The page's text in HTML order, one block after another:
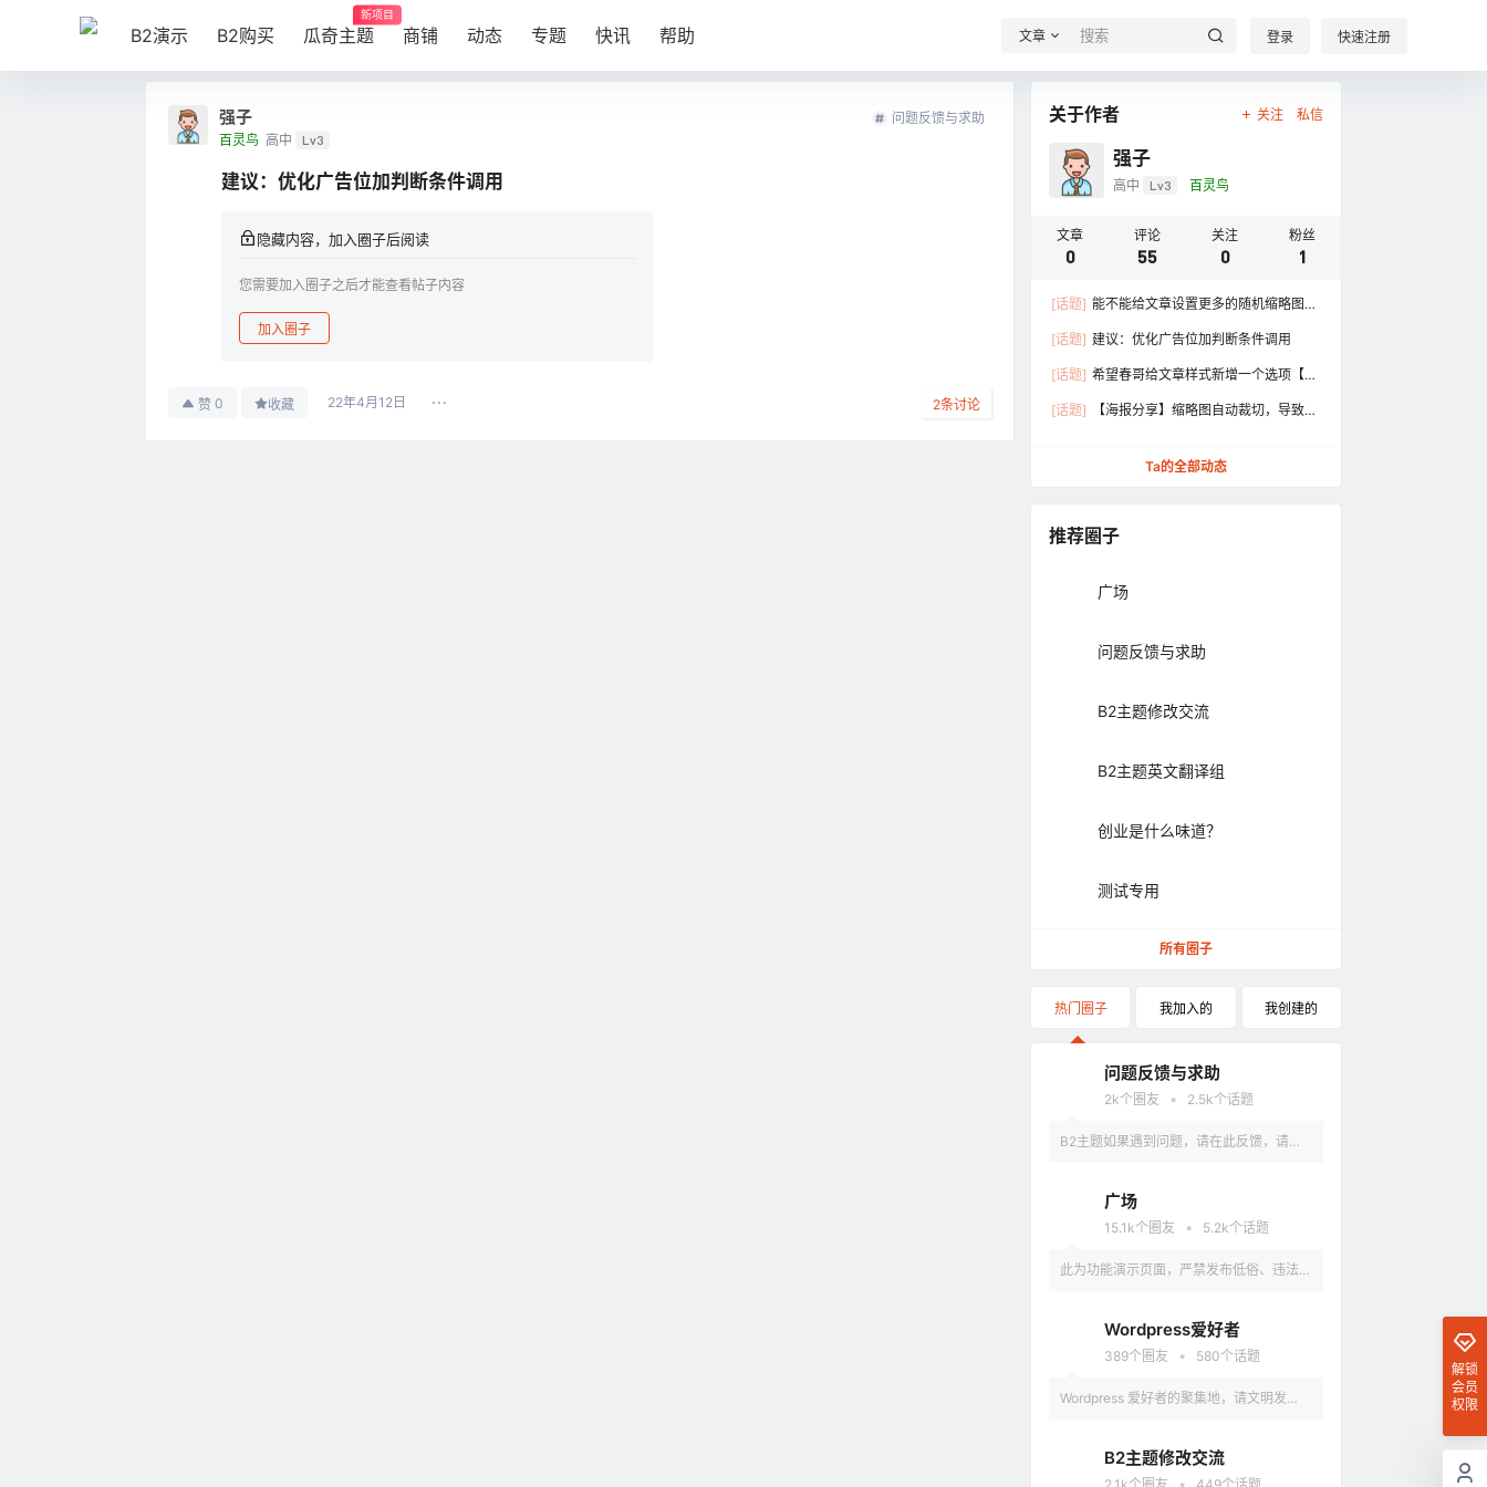
B2演示 B2购买 瓜奇主题
新项目
商铺 动态 专题 快讯 帮助 文章 登录 快速注册
强子
百灵鸟 高中 Lv3
问题反馈与求助
建议：优化广告位加判断条件调用
隐藏内容，加入圈子后阅读
您需要加入圈子之后才能查看帖子内容
加入圈子
赞 0 收藏 22年4月12日 2条讨论
关于作者 关注 私信
强子
高中 Lv3 百灵鸟
文章
0
评论
55
关注
0
粉丝
1
[话题] 能不能给文章设置更多的随机缩略图调
[话题] 建议：优化广告位加判断条件调用
[话题] 希望春哥给文章样式新增一个选项【隐
[话题]
【海报分享】缩略图自动裁切，导致显
Ta的全部动态
推荐圈子
广场
问题反馈与求助
B2主题修改交流
B2主题英文翻译组
创业是什么味道？
测试专用
所有圈子
热门圈子 我加入的 我创建的
问题反馈与求助
2k个圈友 • 2.5k个话题
B2主题如果遇到问题，请在此反馈，请具
广场
15.1k个圈友 • 5.2k个话题
此为功能演示页面，严禁发布低俗、违法、
Wordpress爱好者
389个圈友 • 580个话题
Wordpress 爱好者的聚集地，请文明发
B2主题修改交流
解锁
会员
权限